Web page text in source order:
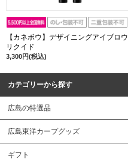
【カネボウ】デザイニングアイブロウ
リクイド
3,300円(税込)
カテゴリーから探す
広島の特選品
広島東洋カープグッズ
ギフト